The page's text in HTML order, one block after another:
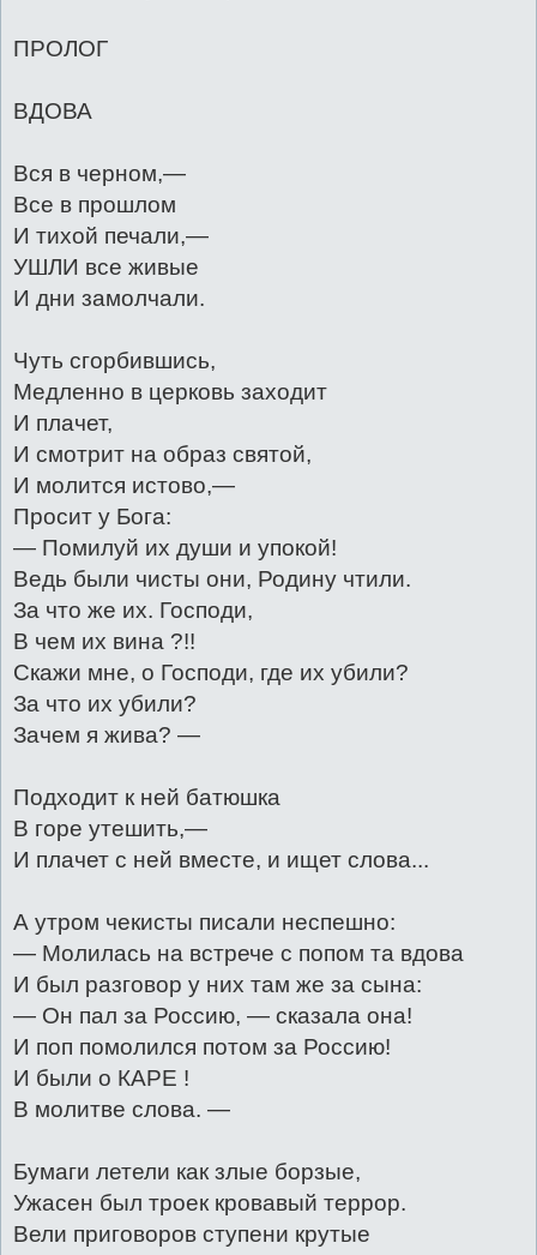
ПРОЛОГ
ВДОВА
Вся в черном,—
Все в прошлом
И тихой печали,—
УШЛИ все живые
И дни замолчали.
Чуть сгорбившись,
Медленно в церковь заходит
И плачет,
И смотрит на образ святой,
И молится истово,—
Просит у Бога:
— Помилуй их души и упокой!
Ведь были чисты они, Родину чтили.
За что же их. Господи,
В чем их вина ?!!
Скажи мне, о Господи, где их убили?
За что их убили?
Зачем я жива? —
Подходит к ней батюшка
В горе утешить,—
И плачет с ней вместе, и ищет слова...
А утром чекисты писали неспешно:
— Молилась на встрече с попом та вдова
И был разговор у них там же за сына:
— Он пал за Россию, — сказала она!
И поп помолился потом за Россию!
И были о КАРЕ !
В молитве слова. —
Бумаги летели как злые борзые,
Ужасен был троек кровавый террор.
Вели приговоров ступени крутые